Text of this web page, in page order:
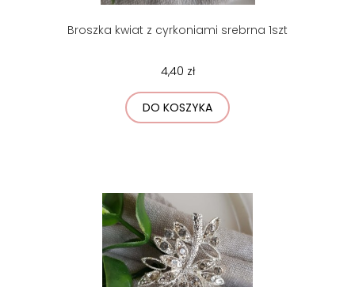
Broszka kwiat z cyrkoniami srebrna 1szt
4,40 zł
DO KOSZYKA